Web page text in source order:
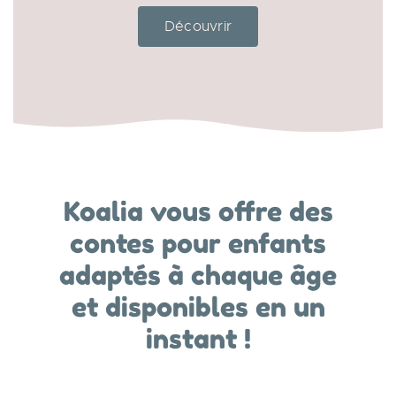
Découvrir
Koalia vous offre des
contes pour enfants
adaptés à chaque âge
et disponibles en un
instant !